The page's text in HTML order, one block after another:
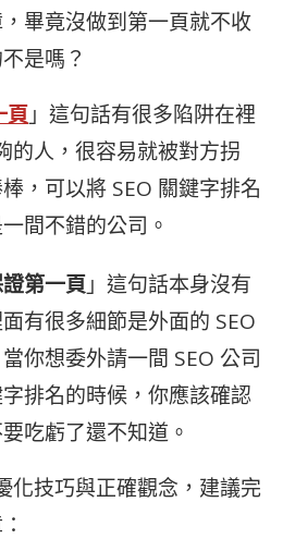
畢竟沒做到第一頁就不收
是嗎？
頁」這句話有很多陷阱在裡
的人，很容易就被對方拐
，可以將 SEO 關鍵字排名
間不錯的公司。
第一頁」這句話本身沒有
有很多細節是外面的 SEO
你想委外請一間 SEO 公司
排名的時候，你應該確認
吃虧了還不知道。
化技巧與正確觀念，建議完